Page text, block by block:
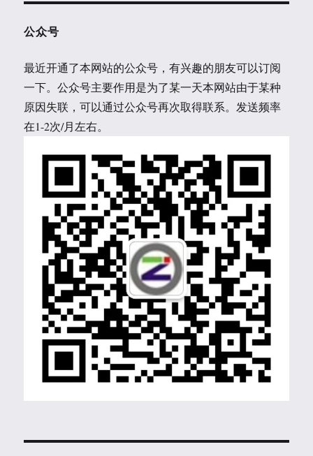
公众号
最近开通了本网站的公众号，有兴趣的朋友可以订阅
一下。公众号主要作用是为了某一天本网站由于某种
原因失联，可以通过公众号再次取得联系。发送频率
在1-2次/月左右。